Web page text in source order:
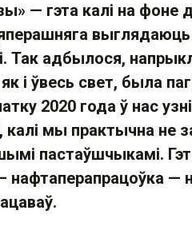
— гэта калі на фоне
Так адбылося,
і ўвесь свет, была
2020 года ў нас
, калі мы практычна не
пастаўшчыкамі.
нафтаперапрацоўка —